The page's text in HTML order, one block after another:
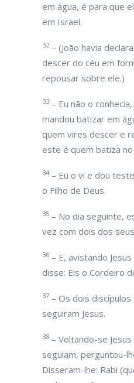
em água, é para que
em Israel.
32– (João havia
descer do céu em
repousar sobre ele.)
33 – Eu não o
mandou batizar em
quem vires descer e
este é quem batiza
34 – Eu o vi e dou
o Filho de Deus.
35 – No dia seguinte,
vez com dois dos
36 – E, avistando
disse: Eis o Cordeiro
37 – Os dois
seguiram Jesus.
38 – Voltando-se
seguiam, perguntou-
Disseram-lhe: Rabi